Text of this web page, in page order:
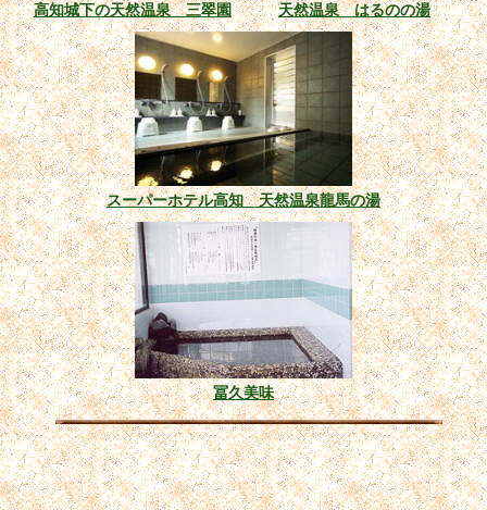
高知城下の天然温泉 三翠園 天然温泉 はるのの湯
スーパーホテル高知 天然温泉龍馬の湯
冨久美味